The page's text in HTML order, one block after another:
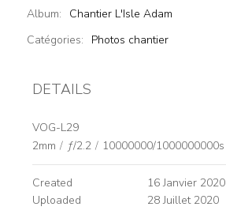
Album:
Chantier L'Isle Adam
Catégories:
Photos chantier
DETAILS
VOG-L29
2mm / ƒ/2.2 / 10000000/1000000000s
Created
16 Janvier 2020
Uploaded
28 Juillet 2020